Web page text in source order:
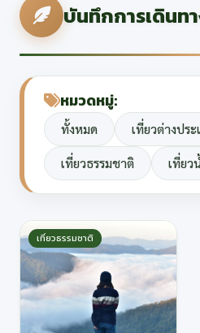
บันทึกการเดินท
หมวดหมู่:
ทั้งหมด เที่ยวต่างประ
เที่ยวธรรมชาติ เที่ยว
เที่ยวธรรมชาติ